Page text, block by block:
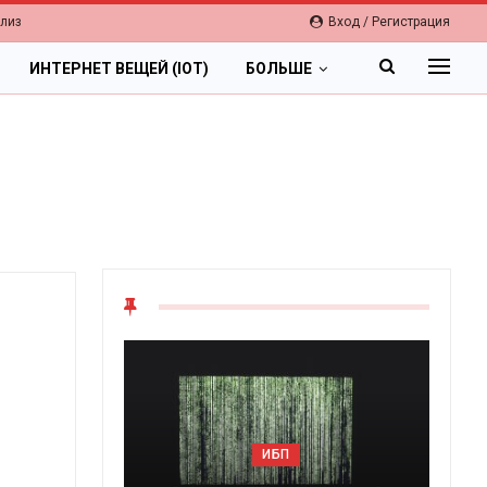
Вход / Регистрация
ИНТЕРНЕТ ВЕЩЕЙ (IOT) БОЛЬШЕ
Цифровая экономика